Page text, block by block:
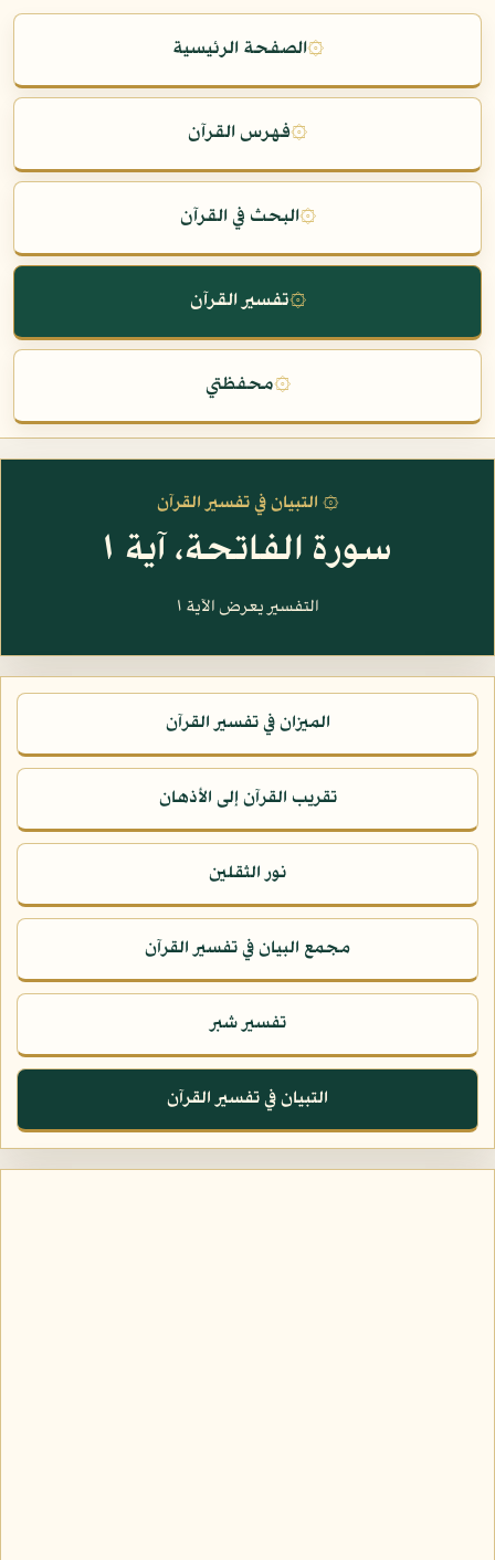
۞الصفحة الرئيسية
۞فهرس القرآن
۞البحث في القرآن
۞تفسير القرآن
۞محفظتي
۞ التبيان في تفسير القرآن
سورة الفاتحة، آية ١
التفسير يعرض الآية ١
الميزان في تفسير القرآن
تقريب القرآن إلى الأذهان
نور الثقلين
مجمع البيان في تفسير القرآن
تفسير شبر
التبيان في تفسير القرآن